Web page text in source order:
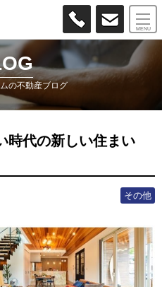
の不動産ブログ
代の新しい住まい
その他
MENU